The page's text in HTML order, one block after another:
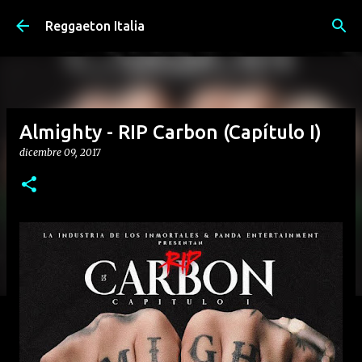
Passa ai contenuti principali
Reggaeton Italia
Almighty - RIP Carbon (Capítulo I)
dicembre 09, 2017